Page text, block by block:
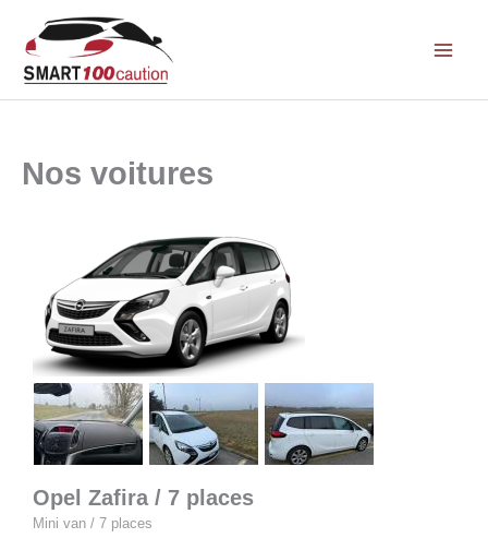
contenu
Nos voitures
Opel Zafira / 7 places
Mini van / 7 places